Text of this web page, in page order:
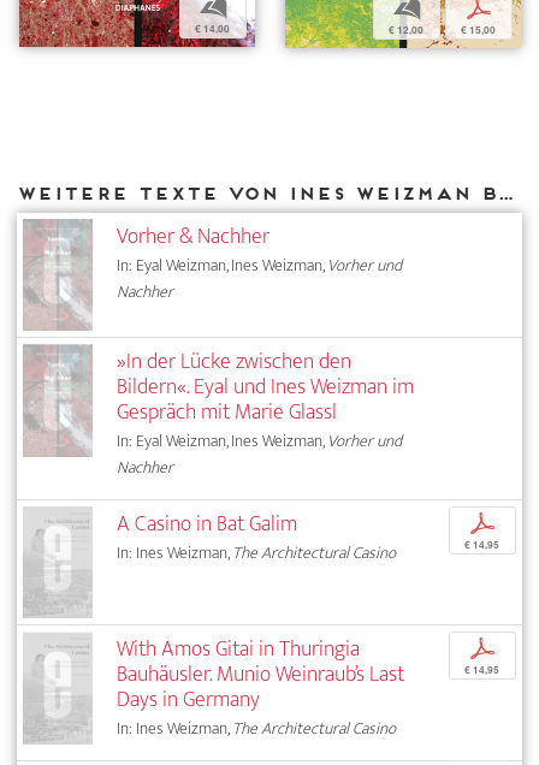
b
€ 14,00
b
€ 12,00
p
€ 15,00
Weitere Texte von Ines Weizman bei DIAPHANES
Vorher & Nachher
In: Eyal Weizman, Ines Weizman,Vorher und
Nachher
»In der Lücke zwischen den
Bildern«. Eyal und Ines Weizman im
Gespräch mit Marie Glassl
In: Eyal Weizman, Ines Weizman,Vorher und
Nachher
A Casino in Bat Galim
In: Ines Weizman,The Architectural Casino
p
€ 14,95
With Amos Gitai in Thuringia
Bauhäusler. Munio Weinraub’s Last
Days in Germany
In: Ines Weizman,The Architectural Casino
p
€ 14,95